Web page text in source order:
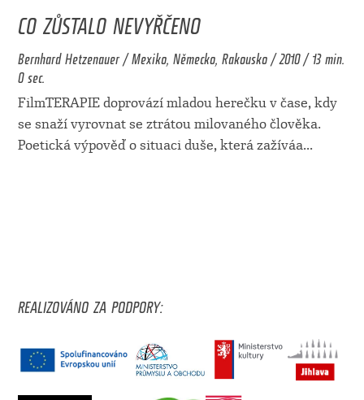
CO ZŮSTALO NEVYŘČENO
Bernhard Hetzenauer / Mexiko, Německo, Rakousko / 2010 / 13 min.
0 sec.
FilmTERAPIE doprovází mladou herečku v čase, kdy
se snaží vyrovnat se ztrátou milovaného člověka.
Poetická výpověď o situaci duše, která zažíváa...
REALIZOVÁNO ZA PODPORY: